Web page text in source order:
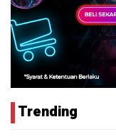
Trending